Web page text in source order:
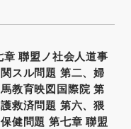
聯盟ノ社会人道事
スル問題 第二、婦
教育映図国際院 第
救済問題 第六、猥
健問題 第七章 聯盟